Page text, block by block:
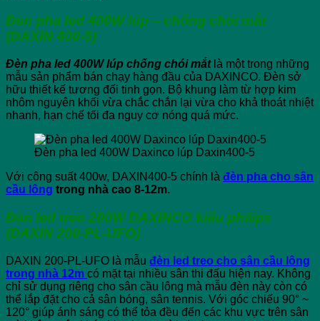
Đèn pha led 400W lúp – chống chói mắt
(DAXIN 400-5)
Đèn pha led 400W lúp chống chói mắt là một trong những
mẫu sản phẩm bán chạy hàng đầu của DAXINCO. Đèn sở
hữu thiết kế tương đối tinh gọn. Bộ khung làm từ hợp kim
nhôm nguyên khối vừa chắc chắn lại vừa cho khả thoát nhiệt
nhanh, hạn chế tối đa nguy cơ nóng quá mức.
Đèn pha led 400W Daxinco lúp Daxin400-5
Với công suất 400w, DAXIN400-5 chính là đèn pha cho sân
cầu lông trong nhà cao 8-12m.
Đèn led treo 200W DAXINCO kiểu philips
(DAXIN 200-PL-UFO)
DAXIN 200-PL-UFO là mẫu đèn led treo cho sân cầu lông
trong nhà 12m có mặt tại nhiều sân thi đấu hiện nay. Không
chỉ sử dụng riêng cho sân cầu lông mà mẫu đèn này còn có
thể lắp đặt cho cả sân bóng, sân tennis. Với góc chiếu 90° ~
120° giúp ánh sáng có thể tỏa đều đến các khu vực trên sân